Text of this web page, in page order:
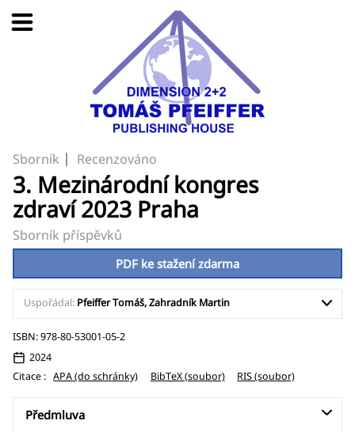
Sborník Recenzováno
3. Mezinárodní kongres
zdraví 2023 Praha
Sborník příspěvků
PDF ke stažení zdarma
Uspořádal: Pfeiffer Tomáš, Zahradník Martin
ISBN: 978-80-53001-05-2
2024
Citace : APA (do schránky) BibTeX (soubor) RIS (soubor)
Předmluva